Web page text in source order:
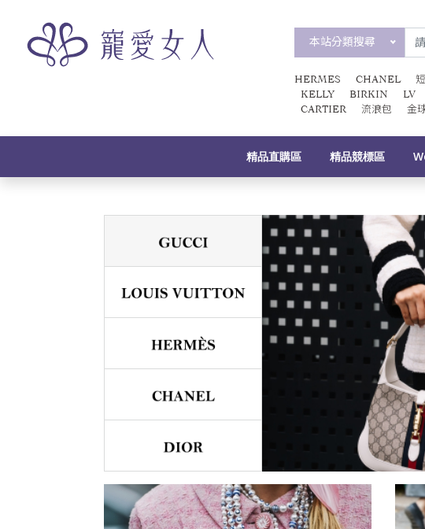
本站分類搜尋
HERMES CHANEL
KELLY
BIRKIN LV
CARTIER
流浪包 金
精品直購區 精品競標區